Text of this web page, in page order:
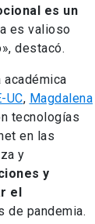
es un
es valioso
destacó.
UC, Magdalena
tecnologías
en las
y
y
el
de pandemia.